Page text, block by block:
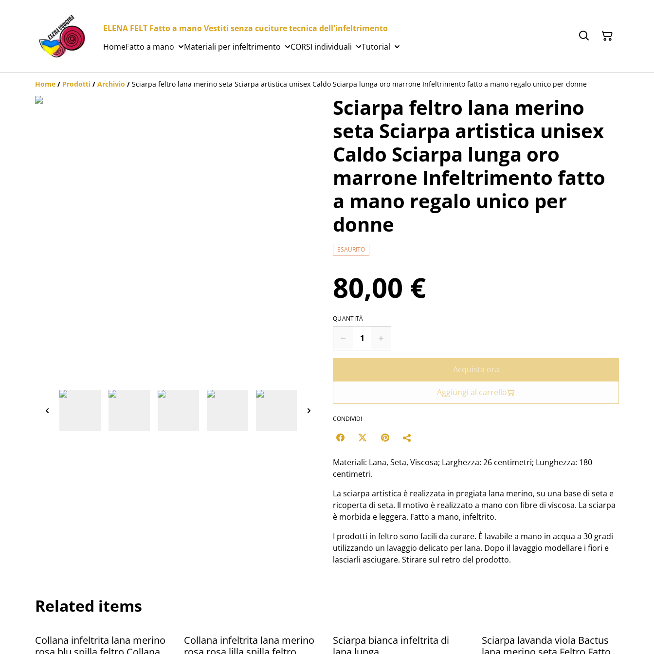
ELENA FELT Fatto a mano Vestiti senza cuciture tecnica dell'infeltrimento
HomeFatto a mano Materiali per infeltrimento CORSI individuali Tutorial
Home / Prodotti / Archivio / Sciarpa feltro lana merino seta Sciarpa artistica unisex Caldo Sciarpa lunga oro marrone Infeltrimento fatto a mano regalo unico per donne
Sciarpa feltro lana merino
seta Sciarpa artistica unisex
Caldo Sciarpa lunga oro
marrone Infeltrimento fatto
a mano regalo unico per
donne
ESAURITO
80,00 €
QUANTITÀ
Acquista ora
Aggiungi al carrello
CONDIVIDI
Materiali: Lana, Seta, Viscosa; Larghezza: 26 centimetri; Lunghezza: 180
centimetri.
La sciarpa artistica è realizzata in pregiata lana merino, su una base di seta e
ricoperta di seta. Il motivo è realizzato a mano con fibre di viscosa. La sciarpa
è morbida e leggera. Fatto a mano, infeltrito.
I prodotti in feltro sono facili da curare. È lavabile a mano in acqua a 30 gradi
utilizzando un lavaggio delicato per lana. Dopo il lavaggio modellare i fiori e
lasciarli asciugare. Stirare sul retro del prodotto.
Related items
%
Collana infeltrita lana merino
%
Collana infeltrita lana merino
%
Sciarpa bianca infeltrita di
Sciarpa lavanda viola Bactus